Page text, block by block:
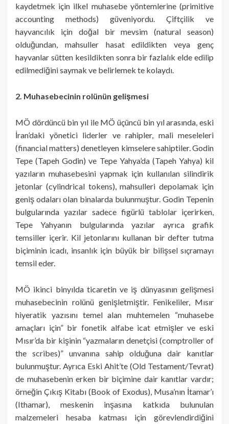
kaydetmek için ilkel muhasebe yöntemlerine (primitive
accounting methods) güveniyordu. Çiftçilik ve
hayvancılık için doğal bir mevsim (natural season)
olduğundan, mahsuller hasat edildikten veya genç
hayvanlar sütten kesildikten sonra bir fazlalık elde edilip
edilmediğini saymak ve belirlemek te kolaydı.
2. Muhasebecinin rolünün gelişmesi
MÖ dördüncü bin yıl ile MÖ üçüncü bin yıl arasında, eski
İran’daki yönetici liderler ve rahipler, mali meseleleri
(financial matters) denetleyen kimselere sahiptiler. Godin
Tepe (Tapeh Godin) ve Tepe Yahya’da (Tapeh Yahya) kil
yazıların muhasebesini yapmak için kullanılan silindirik
jetonlar (cylindrical tokens), mahsulleri depolamak için
geniş odaları olan binalarda bulunmuştur. Godin Tepenin
bulgularında yazılar sadece figürlü tablolar içerirken,
Tepe Yahyanın bulgularında yazılar ayrıca grafik
temsiller içerir. Kil jetonlarını kullanan bir defter tutma
biçiminin icadı, insanlık için büyük bir bilişsel sıçramayı
temsil eder.
MÖ ikinci binyılda ticaretin ve iş dünyasının gelişmesi
muhasebecinin rolünü genişletmiştir. Fenikeliler, Mısır
hiyeratik yazısını temel alan muhtemelen “muhasebe
amaçları için” bir fonetik alfabe icat etmişler ve eski
Mısır’da bir kişinin “yazmaların denetçisi (comptroller of
the scribes)” unvanına sahip olduğuna dair kanıtlar
bulunmuştur. Ayrıca Eski Ahit’te (Old Testament/Tevrat)
de muhasebenin erken bir biçimine dair kanıtlar vardır;
örneğin Çıkış Kitabı (Book of Exodus), Musa’nın İtamar’ı
(Ithamar), meskenin inşasına katkıda bulunulan
malzemeleri hesaba katması için görevlendirdiğini